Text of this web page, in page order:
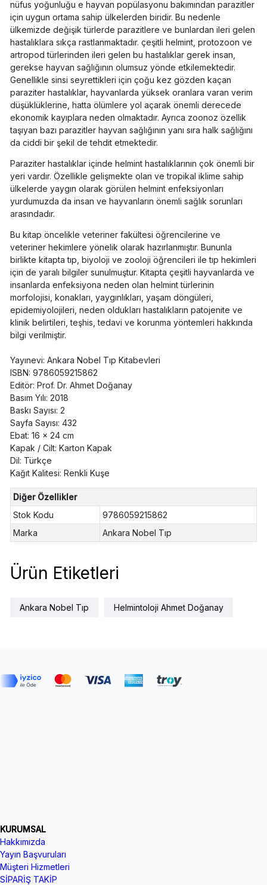
nüfus yoğunluğu e hayvan popülasyonu bakımından parazitler
için uygun ortama sahip ülkelerden biridir. Bu nedenle
ülkemizde değişik türlerde parazitlere ve bunlardan ileri gelen
hastalıklara sıkça rastlanmaktadır. çeşitli helmint, protozoon ve
artropod türlerinden ileri gelen bu hastalıklar gerek insan,
gerekse hayvan sağlığının olumsuz yönde etkilemektedir.
Genellikle sinsi seyrettikleri için çoğu kez gözden kaçan
paraziter hastalıklar, hayvanlarda yüksek oranlara varan verim
düşüklüklerine, hatta ölümlere yol açarak önemli derecede
ekonomik kayıplara neden olmaktadır. Ayrıca zoonoz özellik
taşıyan bazı parazitler hayvan sağlığının yanı sıra halk sağlığını
da ciddi bir şekil de tehdit etmektedir.
Paraziter hastalıklar içinde helmint hastalıklarının çok önemli bir
yeri vardır. Özellikle gelişmekte olan ve tropikal iklime sahip
ülkelerde yaygın olarak görülen helmint enfeksiyonları
yurdumuzda da insan ve hayvanların önemli sağlık sorunları
arasındadır.
Bu kitap öncelikle veteriner fakültesi öğrencilerine ve
veteriner hekimlere yönelik olarak hazırlanmıştır. Bununla
birlikte kitapta tıp, biyoloji ve zooloji öğrencileri ile tıp hekimleri
için de yaralı bilgiler sunulmuştur. Kitapta çeşitli hayvanlarda ve
insanlarda enfeksiyona neden olan helmint türlerinin
morfolojisi, konakları, yaygınlıkları, yaşam döngüleri,
epidemiyolojileri, neden oldukları hastalıkların patojenite ve
klinik belirtileri, teşhis, tedavi ve korunma yöntemleri hakkında
bilgi verilmiştir.
Yayınevi: Ankara Nobel Tıp Kitabevleri
ISBN: 9786059215862
Editör: Prof. Dr. Ahmet Doğanay
Basım Yılı: 2018
Baskı Sayısı: 2
Sayfa Sayısı: 432
Ebat: 16 x 24 cm
Kapak / Cilt: Karton Kapak
Dil: Türkçe
Kağıt Kalitesi: Renkli Kuşe
Diğer Özellikler
Stok Kodu
9786059215862
Marka
Ankara Nobel Tıp
Ürün Etiketleri
Ankara Nobel Tıp Helmintoloji Ahmet Doğanay
KURUMSAL
Hakkımızda
Yayın Başvuruları
Müşteri Hizmetleri
SİPARİŞ TAKİP